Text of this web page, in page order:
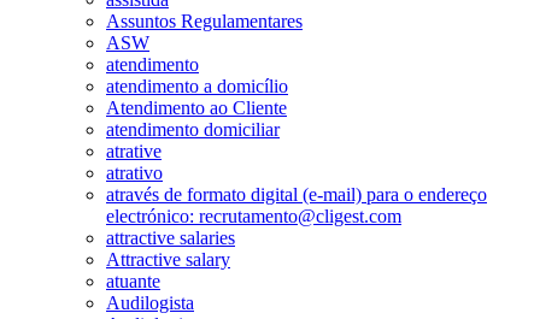
Assuntos Regulamentares
ASW
atendimento
atendimento a domicílio
Atendimento ao Cliente
atendimento domiciliar
atrative
atrativo
através de formato digital (e-mail) para o endereço
electrónico: recrutamento@cligest.com
attractive salaries
Attractive salary
atuante
Audilogista